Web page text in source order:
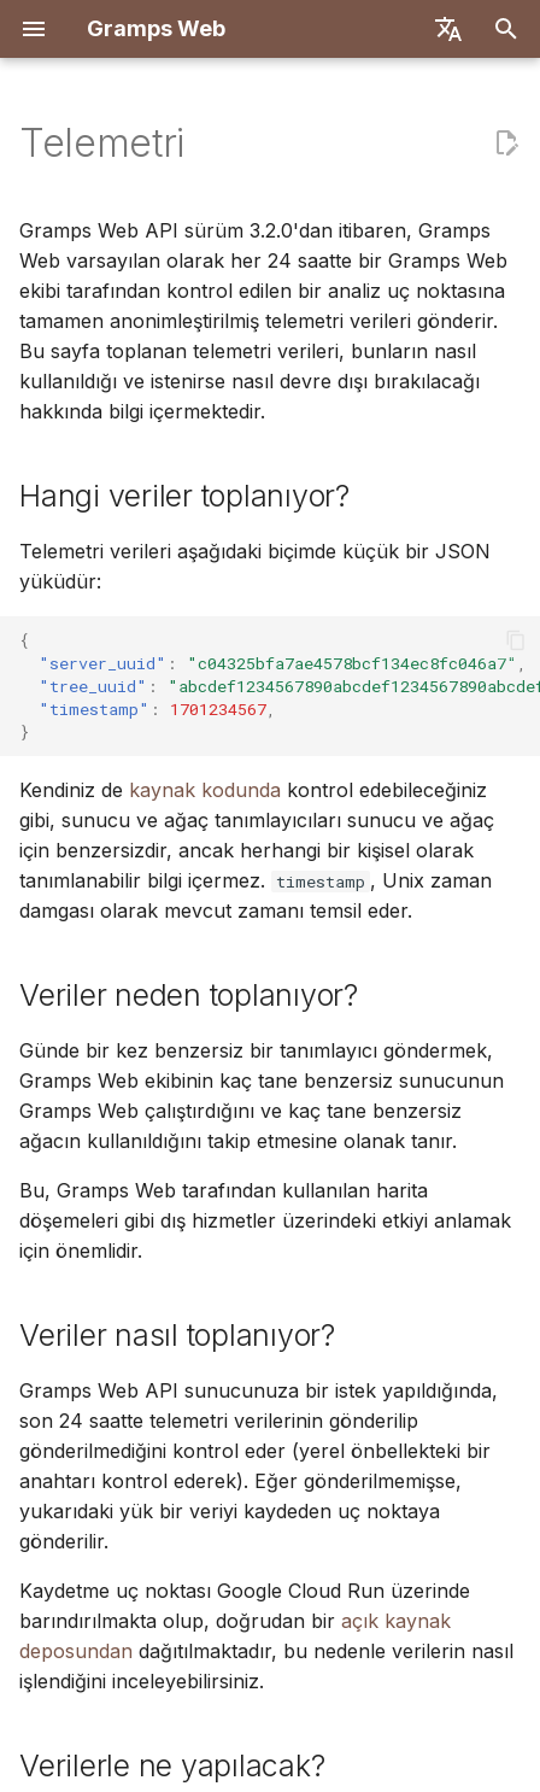
Gramps Web
Español
简体中文
Tiếng Việt
Türkçe
Русский
Suomi
Українська
a
b
a
ş
ı
o
Özellikler
Docker ile Dağıt
Let's Encrypt ile Docker
DigitalOcean
TrueNAS
Hangi veriler toplanıyor?
Veriler neden toplanıyor?
Veriler nasıl toplanıyor?
Verilerle ne yapılacak?
Telemetri nasıl devre dışı
Giriş
Sahip hesabı oluştur
Veri içe aktar
Veri dışa aktar
Kullanıcıları yönet
Gramps ile senkronize et
Giriş
İlk adımlar İlk giriş
Ağacınızı keşfedin
Soy ağacı
Zaman Çizelgesi
Harita
Veri düzenle
Fotoğraflarda kişileri
etiketle
Blog kullan
Görevleri yönet
Ağaçta düzenle
DNA
DNA eşleşmeleri
Kromozom tarayıcısı
Y-DNA
Yer imleri
Geçmiş
Revizyon geçmişi
Gelişmiş
AI Asistanı
Harici arama
Hesap ve tercihler
Klavye kısayolları
Bildirimler
Genel Bakış
Backend Geliştirme kurulumu
API spesifikasyonu
Manuel sorgular
Frontend
Geliştirme kurulumu
Mimari
Çeviri
Telemetri
Gramps Web API sürüm 3.2.0'dan itibaren, Gramps
Web varsayılan olarak her 24 saatte bir Gramps Web
ekibi tarafından kontrol edilen bir analiz uç noktasına
tamamen anonimleştirilmiş telemetri verileri gönderir.
Bu sayfa toplanan telemetri verileri, bunların nasıl
kullanıldığı ve istenirse nasıl devre dışı bırakılacağı
hakkında bilgi içermektedir.
Hangi veriler toplanıyor?
Telemetri verileri aşağıdaki biçimde küçük bir JSON
yüküdür:
{
"server_uuid" : "c04325bfa7ae4578bcf134ec8fc046a7"
"tree_uuid" :
"timestamp" : 1701234567
}
Kendiniz de kaynak kodunda kontrol edebileceğiniz
gibi, sunucu ve ağaç tanımlayıcıları sunucu ve ağaç
için benzersizdir, ancak herhangi bir kişisel olarak
tanımlanabilir bilgi içermez.
timestamp , Unix zaman
damgası olarak mevcut zamanı temsil eder.
Veriler neden toplanıyor?
Günde bir kez benzersiz bir tanımlayıcı göndermek,
Gramps Web ekibinin kaç tane benzersiz sunucunun
Gramps Web çalıştırdığını ve kaç tane benzersiz
ağacın kullanıldığını takip etmesine olanak tanır.
Bu, Gramps Web tarafından kullanılan harita
döşemeleri gibi dış hizmetler üzerindeki etkiyi anlamak
için önemlidir.
Veriler nasıl toplanıyor?
Gramps Web API sunucunuza bir istek yapıldığında,
son 24 saatte telemetri verilerinin gönderilip
gönderilmediğini kontrol eder (yerel önbellekteki bir
anahtarı kontrol ederek). Eğer gönderilmemişse,
yukarıdaki yük bir veriyi kaydeden uç noktaya
gönderilir.
Kaydetme uç noktası Google Cloud Run üzerinde
barındırılmakta olup, doğrudan bir açık kaynak
deposundan dağıtılmaktadır, bu nedenle verilerin nasıl
işlendiğini inceleyebilirsiniz.
Verilerle ne yapılacak?